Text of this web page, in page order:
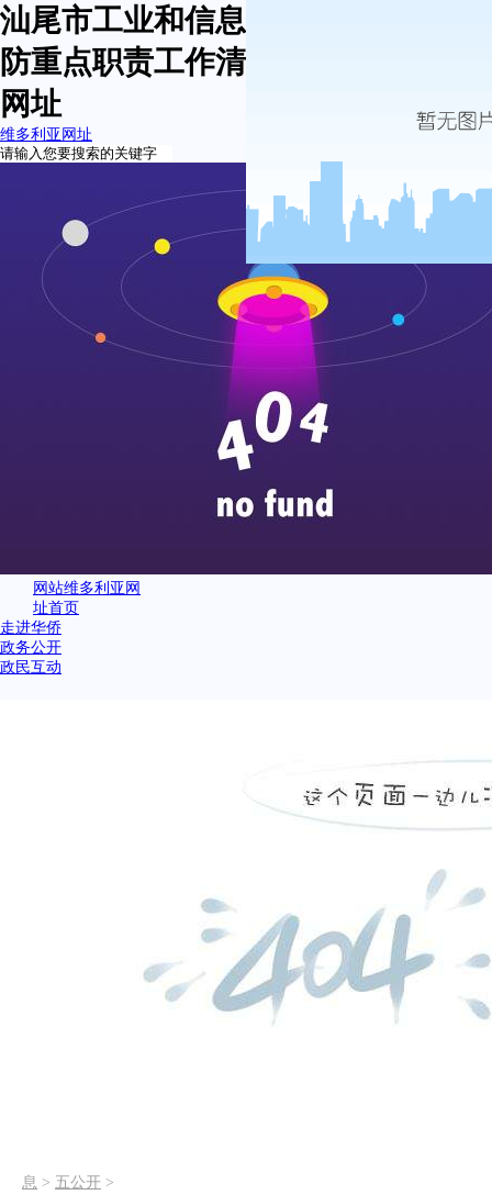
汕尾市工业和信息化局安全生产和消
防重点职责工作清单公示-维多利亚
网址
维多利亚网址
网站维多利亚网
址首页
走进华侨
政务公开
政民互动
息 > 五公开 >